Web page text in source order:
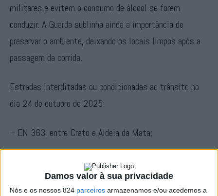
Damos valor à sua privacidade
Nós e os nossos 824 parceiros armazenamos e/ou acedemos a
militares e evitem o consumo de álcool se forem
conduzir. A Guarda sublinha ainda a importância de
preservar o ambiente, deixando os locais limpos após a
passagem da corrida.
Estradas interditadas ou condicionadas ao trânsito no
dia 24 de outubro de 2025:
– EN 363, entre Crato e Aldeia da Mata;
– EM 1023 – Flor da Rosa – Crato cruzamento com
a EN 363;